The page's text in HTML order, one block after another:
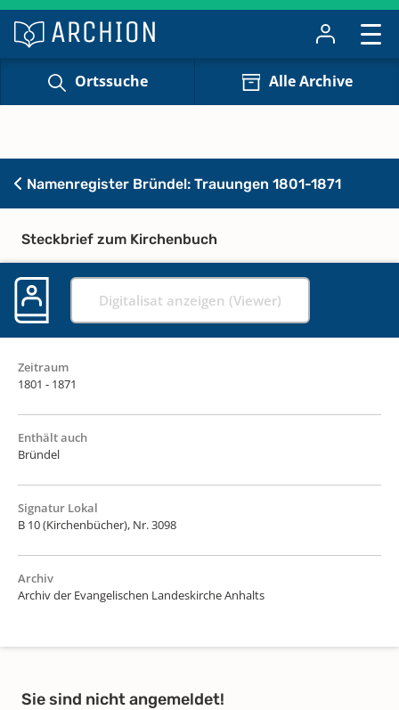
Ortssuche Alle Archive
Namenregister Bründel: Trauungen 1801-1871
Steckbrief zum Kirchenbuch
Digitalisat anzeigen (Viewer)
Zeitraum
1801 - 1871
Enthält auch
Bründel
Signatur Lokal
B 10 (Kirchenbücher), Nr. 3098
Archiv
Archiv der Evangelischen Landeskirche Anhalts
Sie sind nicht angemeldet!